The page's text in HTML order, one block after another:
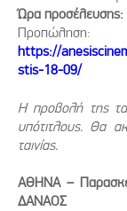
Ώρα
Προπώληση:
https://
stis-18-09/
Η προβολή της
υπότιτλους. Θα
ταινίας.
ΑΘΗΝΑ –
ΔΑΝΑΟΣ